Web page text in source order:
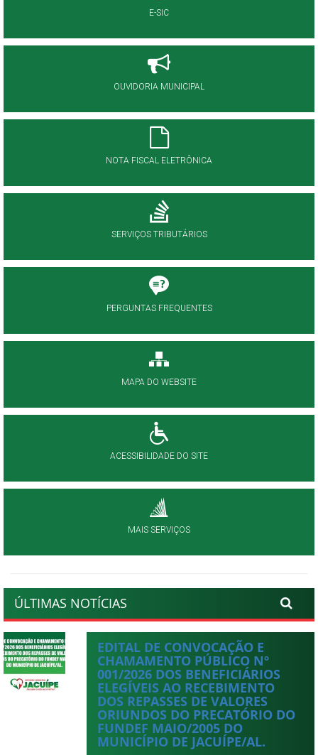
E-SIC
OUVIDORIA MUNICIPAL
NOTA FISCAL ELETRÔNICA
SERVIÇOS TRIBUTÁRIOS
PERGUNTAS FREQUENTES
MAPA DO WEBSITE
ACESSIBILIDADE DO SITE
MAIS SERVIÇOS
ÚLTIMAS NOTÍCIAS
EDITAL DE CONVOCAÇÃO E
CHAMAMENTO PÚBLICO Nº
001/2026 DOS BENEFICIÁRIOS
ELEGÍVEIS AO RECEBIMENTO
DOS REPASSES DE VALORES
ORIUNDOS DO PRECATÓRIO DO
FUNDEF MAIO/2005 DO
MUNICÍPIO DE JACUÍPE/AL.